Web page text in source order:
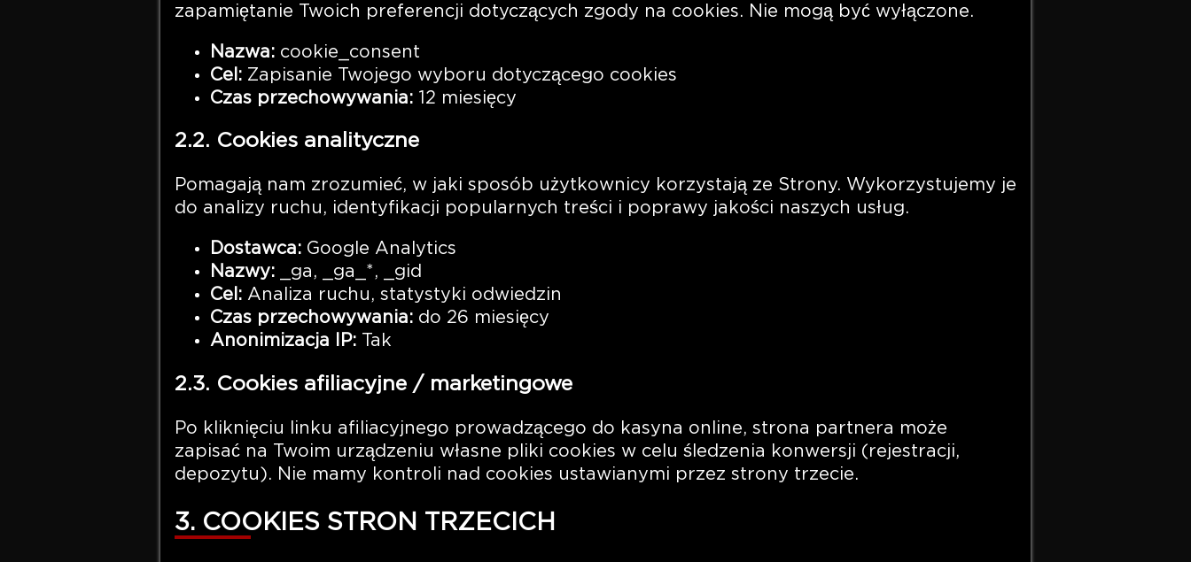
zapamiętanie Twoich preferencji dotyczących zgody na cookies. Nie mogą być wyłączone.
Nazwa:cookie_consent
Cel:Zapisanie Twojego wyboru dotyczącego cookies
Czas przechowywania:12 miesięcy
2.2. Cookies analityczne
Pomagają nam zrozumieć, w jaki sposób użytkownicy korzystają ze Strony. Wykorzystujemy je
do analizy ruchu, identyfikacji popularnych treści i poprawy jakości naszych usług.
Dostawca:Google Analytics
Nazwy:_ga, _ga_*, _gid
Cel:Analiza ruchu, statystyki odwiedzin
Czas przechowywania:do 26 miesięcy
Anonimizacja IP:Tak
2.3. Cookies afiliacyjne / marketingowe
Po kliknięciu linku afiliacyjnego prowadzącego do kasyna online, strona partnera może
zapisać na Twoim urządzeniu własne pliki cookies w celu śledzenia konwersji (rejestracji,
depozytu). Nie mamy kontroli nad cookies ustawianymi przez strony trzecie.
3. COOKIES STRON TRZECICH